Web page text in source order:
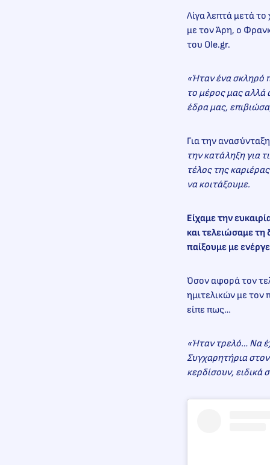
Λίγα λεπτά μετά
με τον Άρη, ο
του Ole.gr.
«Ήταν ένα σκληρό
το μέρος μας αλλά
έδρα μας,
Για την
την κατάληξη για
τέλος της
να κοιτάξουμε.
Είχαμε την
και τελειώσαμε
παίξουμε με
Όσον αφορά τον
ημιτελικών με
είπε πως…
«Ήταν τρελό… Να
Συγχαρητήρια
κερδίσουν, ειδικά